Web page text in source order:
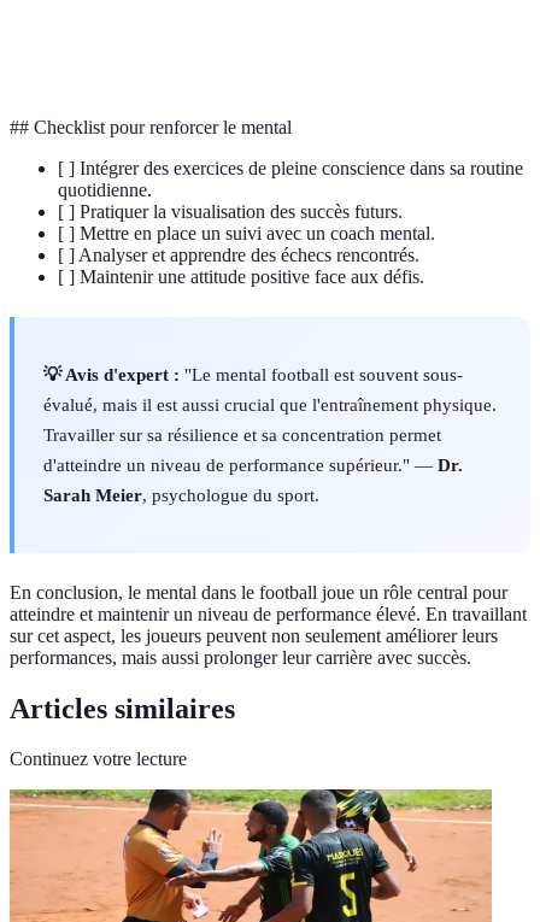
## Checklist pour renforcer le mental
[ ] Intégrer des exercices de pleine conscience dans sa routine
quotidienne.
[ ] Pratiquer la visualisation des succès futurs.
[ ] Mettre en place un suivi avec un coach mental.
[ ] Analyser et apprendre des échecs rencontrés.
[ ] Maintenir une attitude positive face aux défis.
💡 Avis d'expert : "Le mental football est souvent sous-
évalué, mais il est aussi crucial que l'entraînement physique.
Travailler sur sa résilience et sa concentration permet
d'atteindre un niveau de performance supérieur." — Dr.
Sarah Meier, psychologue du sport.
En conclusion, le mental dans le football joue un rôle central pour
atteindre et maintenir un niveau de performance élevé. En travaillant
sur cet aspect, les joueurs peuvent non seulement améliorer leurs
performances, mais aussi prolonger leur carrière avec succès.
Articles similaires
Continuez votre lecture